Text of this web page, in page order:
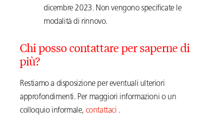
dicembre 2023. Non vengono specificate le
modalità di rinnovo.
Chi posso contattare per saperne di
più?
Restiamo a disposizione per eventuali ulteriori
approfondimenti. Per maggiori informazioni o un
colloquio informale, contattaci .